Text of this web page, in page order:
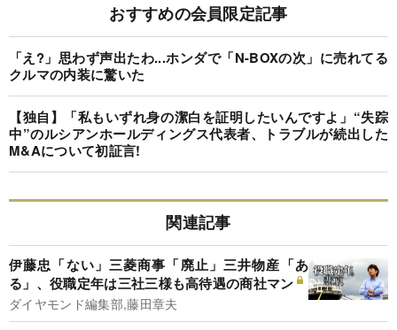
おすすめの会員限定記事
「え?」思わず声出たわ...ホンダで「N-BOXの次」に売れてる
クルマの内装に驚いた
【独自】「私もいずれ身の潔白を証明したいんですよ」“失踪
中”のルシアンホールディングス代表者、トラブルが続出した
M&Aについて初証言!
関連記事
伊藤忠「ない」三菱商事「廃止」三井物産「あ
る」、役職定年は三社三様も高待遇の商社マン
ダイヤモンド編集部,藤田章夫